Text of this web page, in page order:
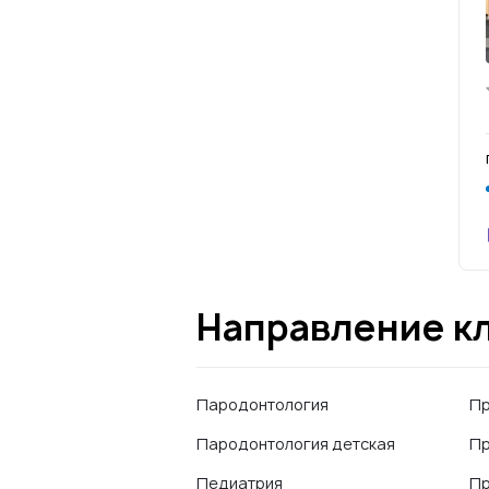
Направление
Пародонтология
Пародонтология детская
Педиатрия